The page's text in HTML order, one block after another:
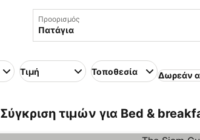
Προορισμός
Τιμή Τοποθεσία Δωρεάν
Σύγκριση τιμών για Bed &